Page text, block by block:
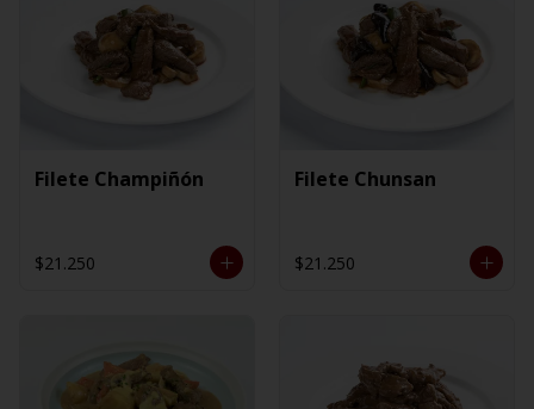
Filete Champiñón
$21.250
Filete Chunsan
$21.250